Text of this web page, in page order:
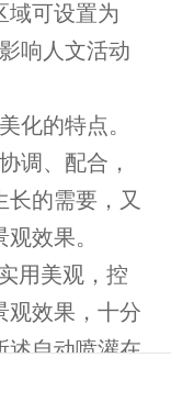
域可设置为
响人文活动
化的特点。
调、配合，
的需要，又
效果。
用美观，控
观效果，十分
述自动喷灌在
条件现有技